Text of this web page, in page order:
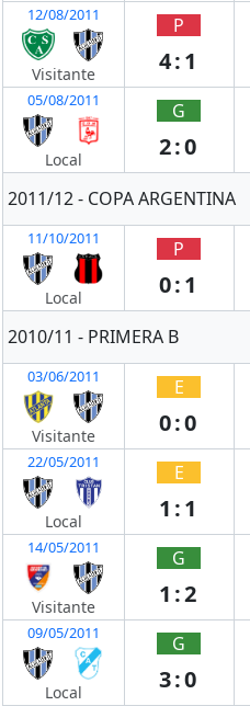
12/08/2011
Visitante
P
4:1
05/08/2011
Local
G
2:0
2011/12 - COPA ARGENTINA
11/10/2011
Local
P
0:1
2010/11 - PRIMERA B
03/06/2011
Visitante
E
0:0
22/05/2011
Local
E
1:1
14/05/2011
Visitante
G
1:2
09/05/2011
Local
G
3:0